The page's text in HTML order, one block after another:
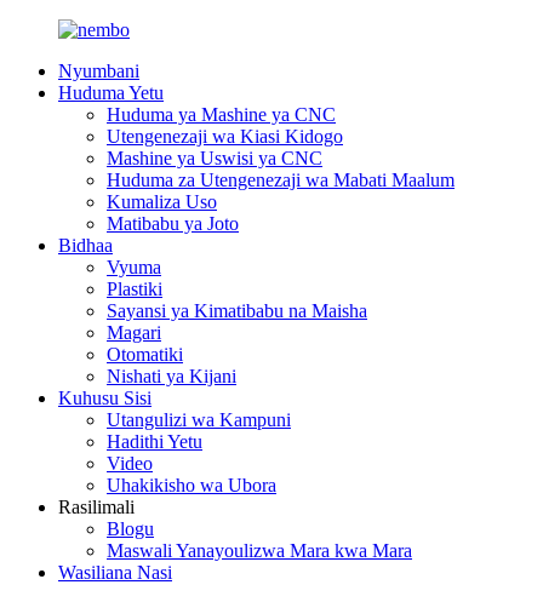
Nyumbani
Huduma Yetu
Huduma ya Mashine ya CNC
Utengenezaji wa Kiasi Kidogo
Mashine ya Uswisi ya CNC
Huduma za Utengenezaji wa Mabati Maalum
Kumaliza Uso
Matibabu ya Joto
Bidhaa
Vyuma
Plastiki
Sayansi ya Kimatibabu na Maisha
Magari
Otomatiki
Nishati ya Kijani
Kuhusu Sisi
Utangulizi wa Kampuni
Hadithi Yetu
Video
Uhakikisho wa Ubora
Rasilimali
Blogu
Maswali Yanayoulizwa Mara kwa Mara
Wasiliana Nasi